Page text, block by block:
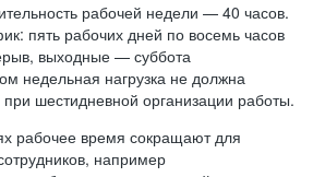
рабочей недели — 40 часов.
пять рабочих дней по восемь часов
выходные — суббота
недельная нагрузка не должна
шестидневной организации работы.
рабочее время сокращают для
например